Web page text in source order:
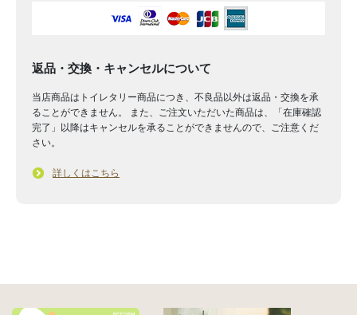
返品・交換・キャンセルについて
当店商品はトイレタリー商品につき、不良品以外は返品・交換を承
ることができません。 また、ご注文いただいた商品は、「在庫確認
完了」以降はキャンセルを承ることができませんので、ご注意くだ
さい。
詳しくはこちら